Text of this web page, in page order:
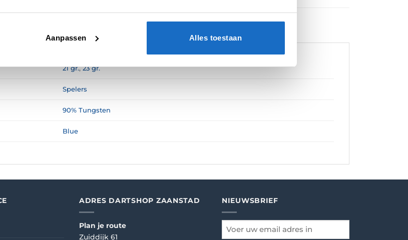
Aanpassen Alles toestaan
21 gr.,23 gr.
Spelers
90% Tungsten
Blue
ADRES DARTSHOP ZAANSTAD
Plan je route
Zuiddijk 61
NIEUWSBRIEF
email